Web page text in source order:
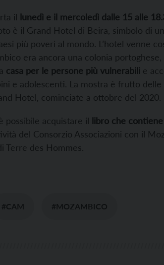
il lunedì e il mercoledì dalle 15 alle
è il Grand Hotel di Beira, simbolo di
più poveri al mondo. L’hotel venne
era ancora una colonia
casa per le persone più vulnerabili e
e adolescenti. La mostra è frutto
Hotel, cominciate a ottobre del 2020.
possibile acquistare il libro che
del Consorzio Associazioni con il
Terre des Hommes.
#CAM #MOZAMBICO